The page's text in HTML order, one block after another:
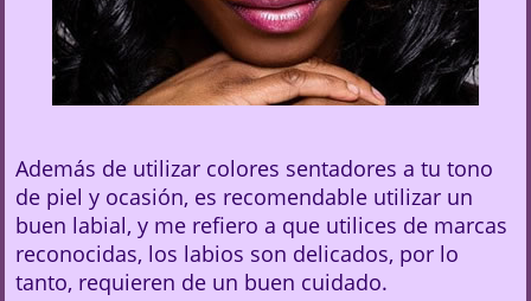
Además de utilizar colores sentadores a tu tono
de piel y ocasión, es recomendable utilizar un
buen labial, y me refiero a que utilices de marcas
reconocidas, los labios son delicados, por lo
tanto, requieren de un buen cuidado.